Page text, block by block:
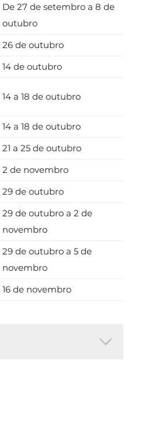
De 27 de setembro a 8 de
outubro
26 de outubro
14 de outubro
14 a 18 de outubro
14 a 18 de outubro
21 a 25 de outubro
2 de novembro
29 de outubro
29 de outubro a 2 de
novembro
29 de outubro a 5 de
novembro
16 de novembro